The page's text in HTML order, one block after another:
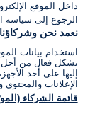
داخل الموقع
الرجوع إلى سياسة
نعمد نحن وشركاؤنا
استخدام بيانات
بشكل فعال من أجل
إليها على أحد
الإعلانات
قائمة الشركاء